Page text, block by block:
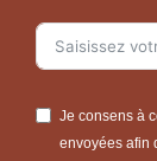
Je consens à
envoyées afin